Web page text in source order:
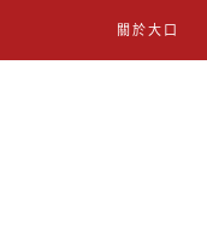
關於大口